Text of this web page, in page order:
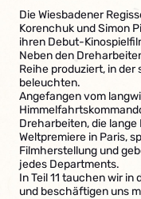
Die Wiesbadener
Korenchuk und Simon
ihren Debut-
Neben den
Reihe produziert, in
beleuchten.
Angefangen vom
Dreharbeiten, die
Weltpremiere in Paris,
Filmherstellung und
jedes Departments.
In Teil 11 tauchen wir in
und beschäftigen uns